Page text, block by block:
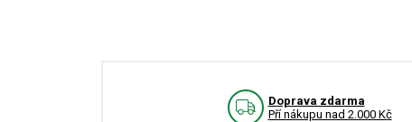
Doprava zdarma
Pří nákupu nad 2.000 Kč